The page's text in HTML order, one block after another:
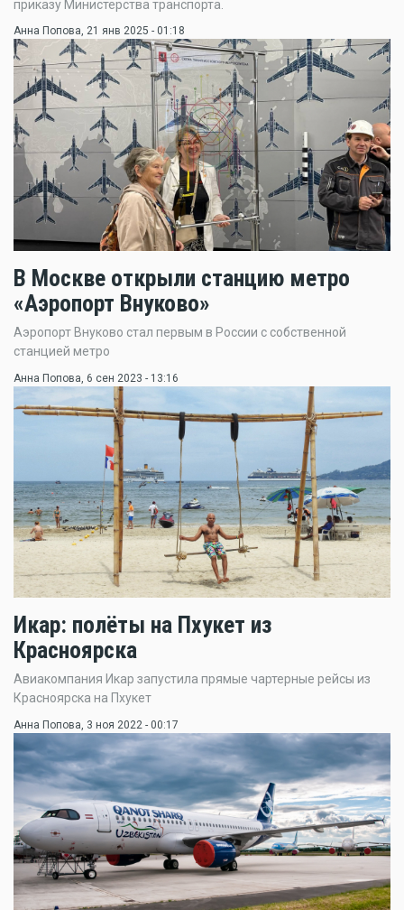
приказу Министерства транспорта.
Анна Попова, 21 янв 2025 - 01:18
В Москве открыли станцию метро
«Аэропорт Внуково»
Аэропорт Внуково стал первым в России с собственной
станцией метро
Анна Попова , 6 сен 2023 - 13:16
Икар: полёты на Пхукет из
Красноярска
Авиакомпания Икар запустила прямые чартерные рейсы из
Красноярска на Пхукет
Анна Попова , 3 ноя 2022 - 00:17